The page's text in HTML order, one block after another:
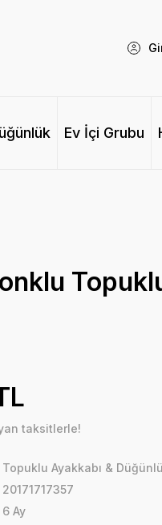
Ev İçi Grubu
taksitlerle!
Topuklu Ayakkabı &
20171717357
6 Ay